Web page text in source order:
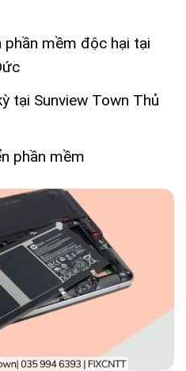
phần mềm độc hại tại
tại Sunview Town Thủ
phần mềm